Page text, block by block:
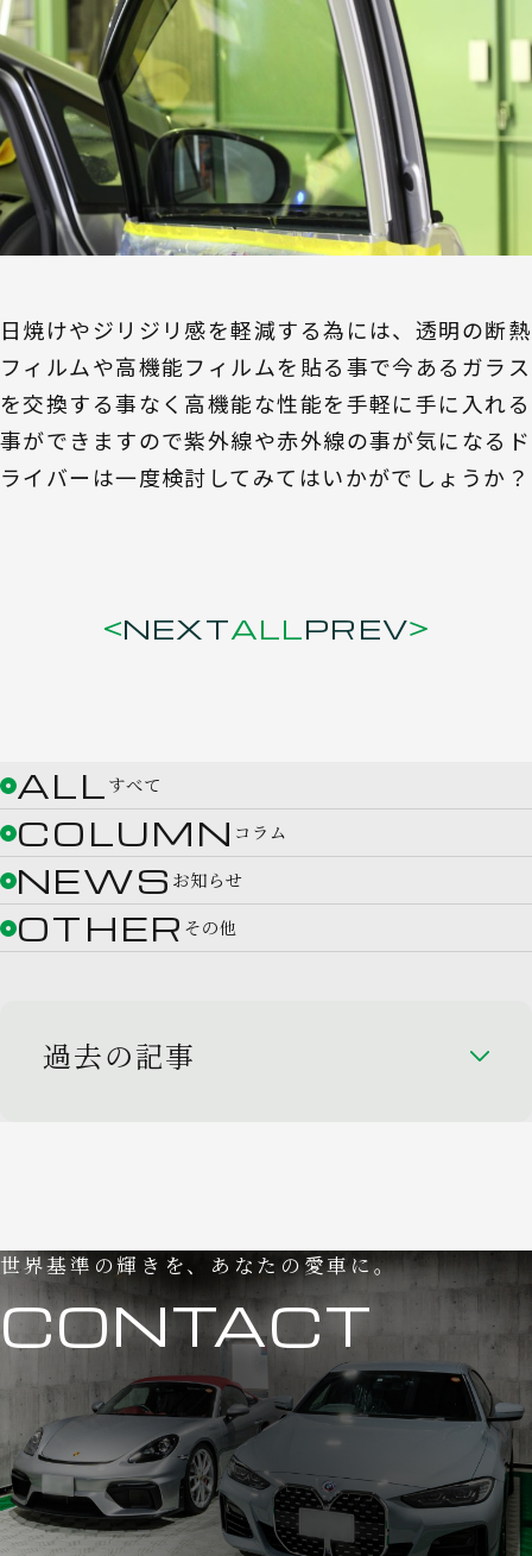
日焼けやジリジリ感を軽減する為には、透明の断熱
フィルムや高機能フィルムを貼る事で今あるガラス
を交換する事なく高機能な性能を手軽に手に入れる
事ができますので紫外線や赤外線の事が気になるド
ライバーは一度検討してみてはいかがでしょうか？
NEXTALLPREV
ALL すべて
COLUMN コラム
NEWS お知らせ
OTHER その他
過去の記事
世界基準の輝きを、あなたの愛車に。
CONTACT